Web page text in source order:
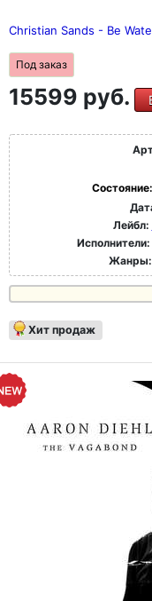
Christian Sands - Be
Под заказ
15599 руб.
Состояние:
Лейбл:
Исполнители:
Жанры:
Хит продаж